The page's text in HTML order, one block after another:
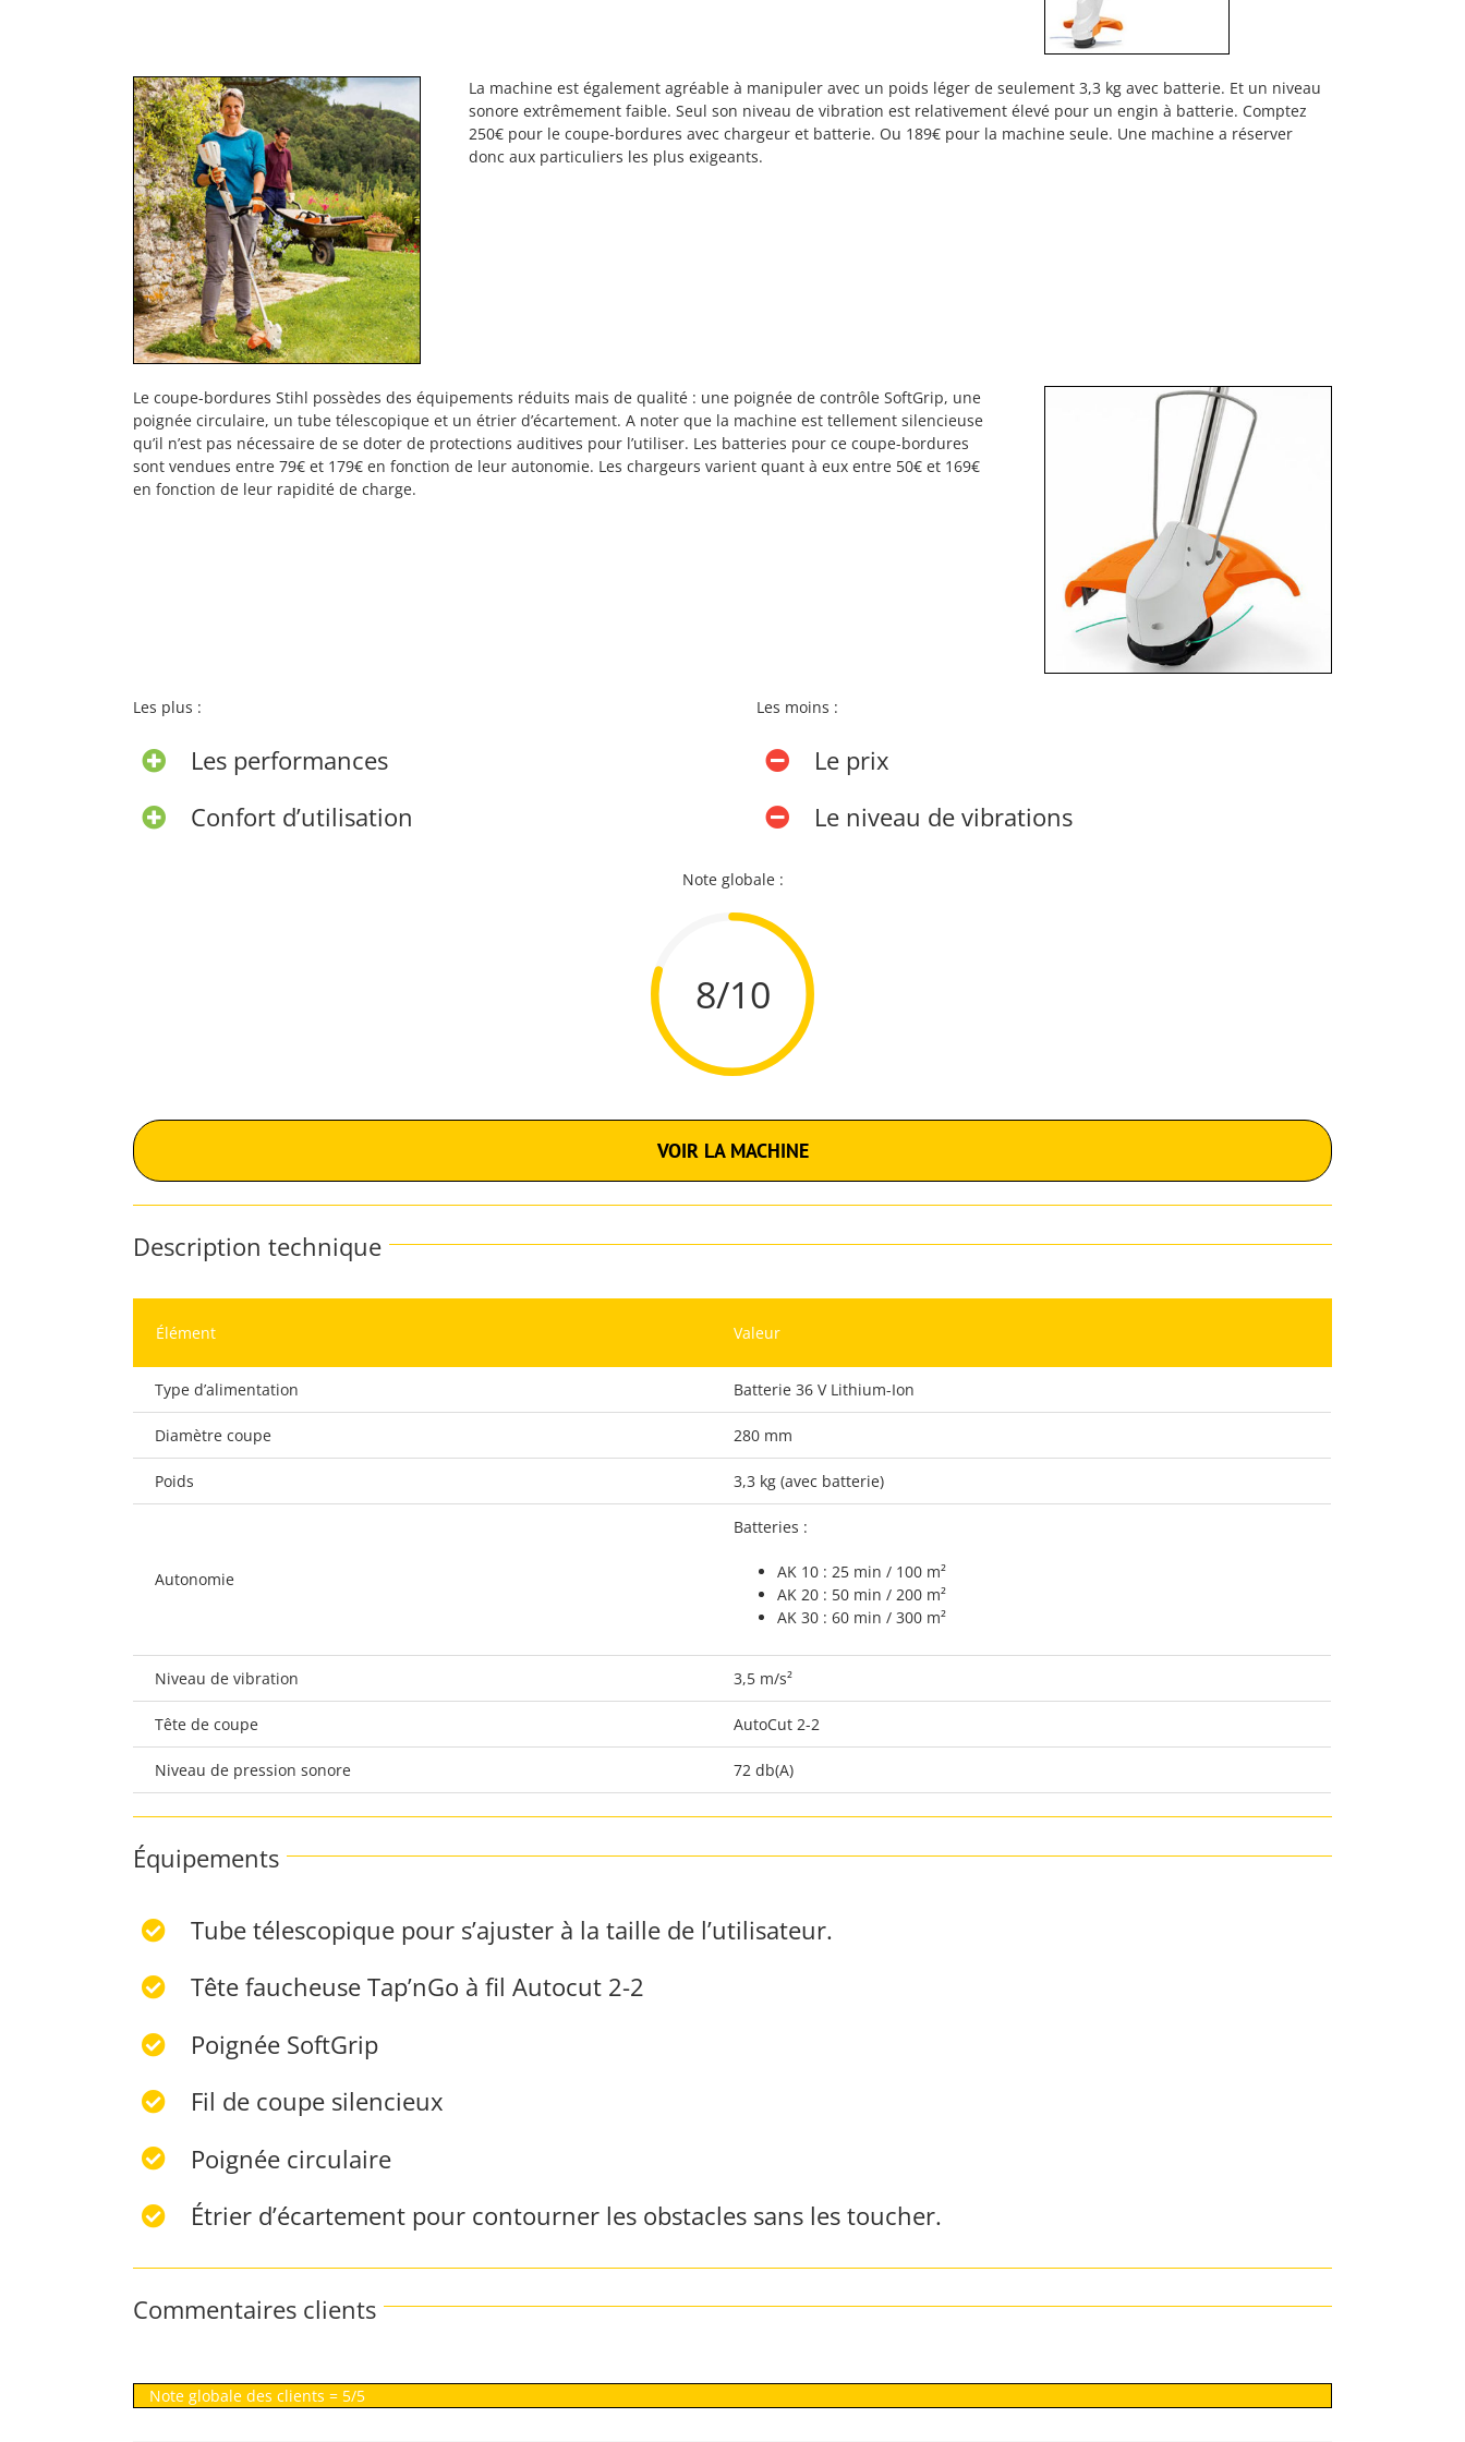
La machine est également agréable à manipuler avec un poids léger de seulement 3,3 kg avec batterie. Et un niveau
sonore extrêmement faible. Seul son niveau de vibration est relativement élevé pour un engin à batterie. Comptez
250€ pour le coupe-bordures avec chargeur et batterie. Ou 189€ pour la machine seule. Une machine a réserver
donc aux particuliers les plus exigeants.
Le coupe-bordures Stihl possèdes des équipements réduits mais de qualité : une poignée de contrôle SoftGrip, une
poignée circulaire, un tube télescopique et un étrier d’écartement. A noter que la machine est tellement silencieuse
qu’il n’est pas nécessaire de se doter de protections auditives pour l’utiliser. Les batteries pour ce coupe-bordures
sont vendues entre 79€ et 179€ en fonction de leur autonomie. Les chargeurs varient quant à eux entre 50€ et 169€
en fonction de leur rapidité de charge.
Les plus :
Les performances
Confort d’utilisation
Les moins :
Le prix
Le niveau de vibrations
Note globale :
8/10
VOIR LA MACHINE
Description technique
Élément Valeur
Type d’alimentation Batterie 36 V Lithium-Ion
Diamètre coupe 280 mm
Poids 3,3 kg (avec batterie)
Autonomie
Batteries :
AK 10 : 25 min / 100 m²
AK 20 : 50 min / 200 m²
AK 30 : 60 min / 300 m²
Niveau de vibration 3,5 m/s²
Tête de coupe AutoCut 2-2
Niveau de pression sonore 72 db(A)
Équipements
Tube télescopique pour s’ajuster à la taille de l’utilisateur.
Tête faucheuse Tap’nGo à fil Autocut 2-2
Poignée SoftGrip
Fil de coupe silencieux
Poignée circulaire
Étrier d’écartement pour contourner les obstacles sans les toucher.
Commentaires clients
Note globale des clients = 5/5